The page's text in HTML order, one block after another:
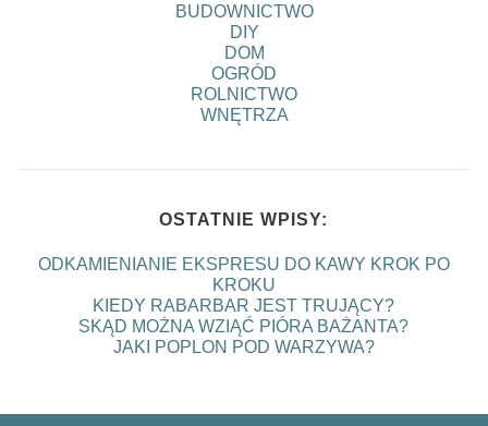
BUDOWNICTWO
DIY
DOM
OGRÓD
ROLNICTWO
WNĘTRZA
OSTATNIE WPISY:
ODKAMIENIANIE EKSPRESU DO KAWY KROK PO
KROKU
KIEDY RABARBAR JEST TRUJĄCY?
SKĄD MOŻNA WZIĄĆ PIÓRA BAŻANTA?
JAKI POPLON POD WARZYWA?